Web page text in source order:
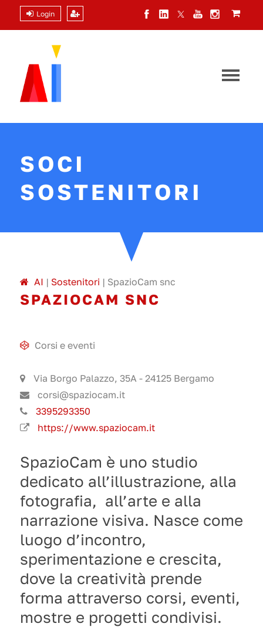
Login
SOCI
SOSTENITORI
AI | Sostenitori | SpazioCam snc
SPAZIOCAM SNC
Corsi e eventi
Via Borgo Palazzo, 35A - 24125 Bergamo
corsi@spaziocam.it
3395293350
https://www.spaziocam.it
SpazioCam è uno studio
dedicato all’illustrazione, alla
fotografia, all’arte e alla
narrazione visiva. Nasce come
luogo d’incontro,
sperimentazione e crescita,
dove la creatività prende
forma attraverso corsi, eventi,
mostre e progetti condivisi.